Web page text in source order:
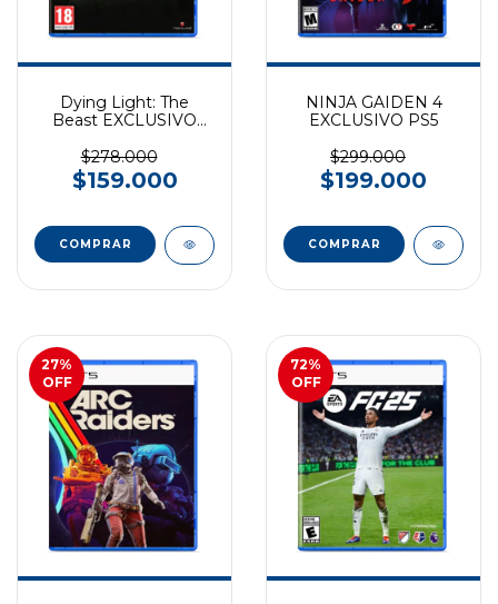
Dying Light: The
Beast EXCLUSIVO
$278.000
$159.000
COMPRAR
NINJA GAIDEN 4
EXCLUSIVO PS5
$299.000
$199.000
COMPRAR
27%
OFF
72%
OFF